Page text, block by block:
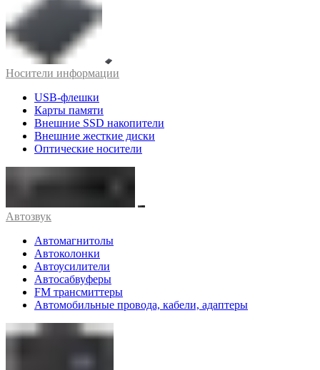
Носители информации
USB-флешки
Карты памяти
Внешние SSD накопители
Внешние жесткие диски
Оптические носители
Автозвук
Автомагнитолы
Автоколонки
Автоусилители
Автосабвуферы
FM трансмиттеры
Автомобильные провода, кабели, адаптеры